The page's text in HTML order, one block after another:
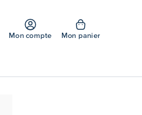
Mon compte Mon panier